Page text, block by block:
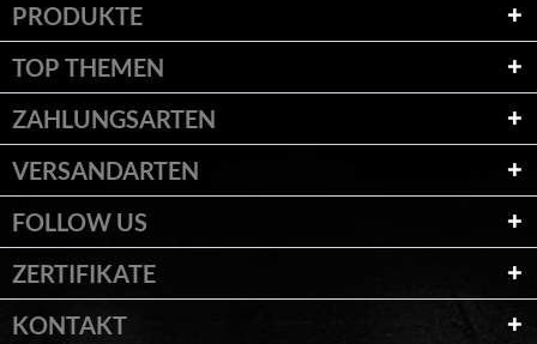
PRODUKTE
TOP THEMEN
ZAHLUNGSARTEN
VERSANDARTEN
FOLLOW US
ZERTIFIKATE
KONTAKT